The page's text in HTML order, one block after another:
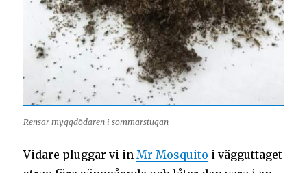
Rensar myggdödaren i sommarstugan
Vidare pluggar vi in Mr Mosquito i vägguttaget